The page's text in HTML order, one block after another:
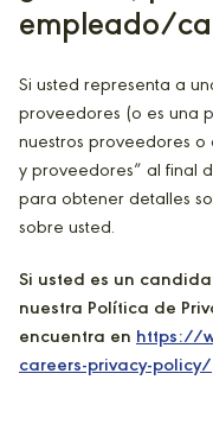
empleado/
Si usted representa a
proveedores (o es una
nuestros proveedores o
y proveedores” al final
para obtener detalles
sobre usted.
Si usted es un
nuestra Política de
encuentra en https://
careers-privacy-policy/